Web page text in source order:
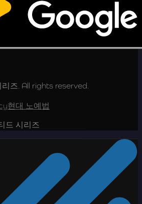
즈. All rights reserved.
현대 노예법
드 시리즈